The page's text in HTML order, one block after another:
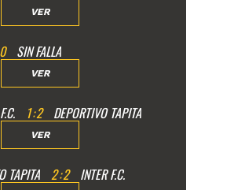
VER
0 SIN FALLA
VER
1:2 DEPORTIVO TAPITA
VER
TAPITA 2:2 INTER F.C.